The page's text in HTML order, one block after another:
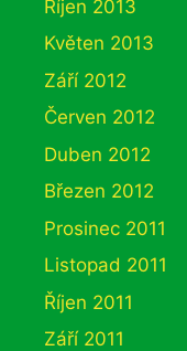
Říjen 2013
Květen 2013
Září 2012
Červen 2012
Duben 2012
Březen 2012
Prosinec 2011
Listopad 2011
Říjen 2011
Září 2011